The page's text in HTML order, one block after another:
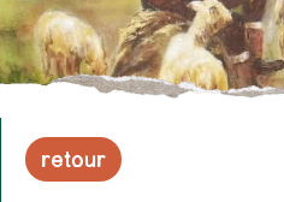
retour